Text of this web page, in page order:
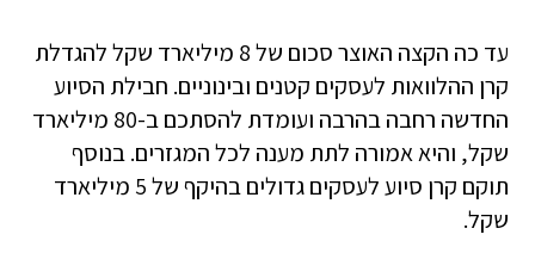
עד כה הקצה האוצר סכום של 8 מיליארד שקל להגדלת
קרן ההלוואות לעסקים קטנים ובינוניים. חבילת הסיוע
החדשה רחבה בהרבה ועומדת להסתכם ב-80 מיליארד
שקל, והיא אמורה לתת מענה לכל המגזרים. בנוסף
תוקם קרן סיוע לעסקים גדולים בהיקף של 5 מיליארד
שקל.